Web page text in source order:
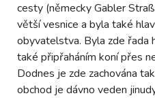
cesty (německy Gabler
větší vesnice a byla také
obyvatelstva. Byla zde řada
také připřaháním koní přes
Dodnes je zde zachována
obchod je dávno veden